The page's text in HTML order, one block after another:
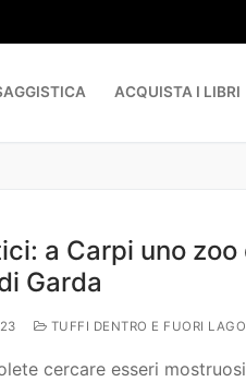
ACQUISTA I LIBRI
a Carpi uno
Garda
TUFFI DENTRO E FUORI LAGO
cercare esseri